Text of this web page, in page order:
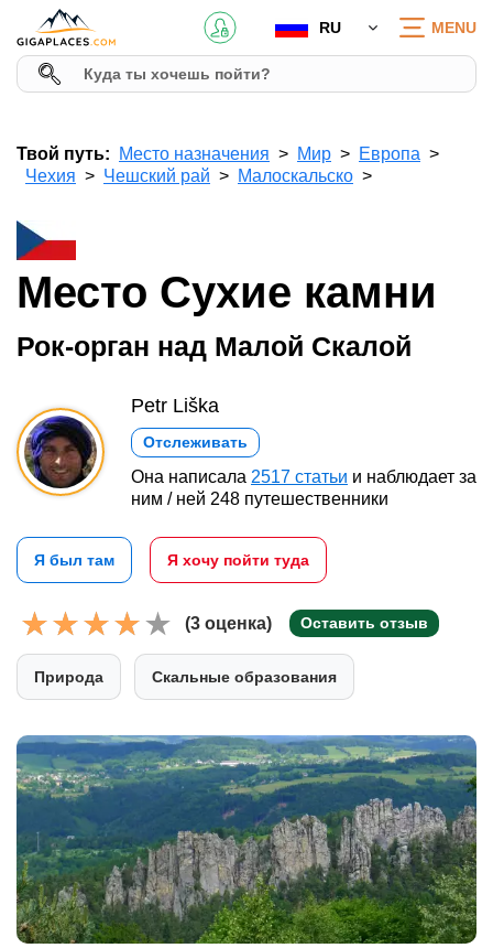
RU MENU
Твой путь: Место назначения Мир
Европа
Чехия
Чешский рай Малоскальско
Место Сухие камни
Рок-орган над Малой Скалой
Petr Liška
Отслеживать
Она написала 2517 статьи и наблюдает за
ним / ней 248 путешественники
Я был там Я хочу пойти туда
(3 оценка) Оставить отзыв
Природа Скальные образования